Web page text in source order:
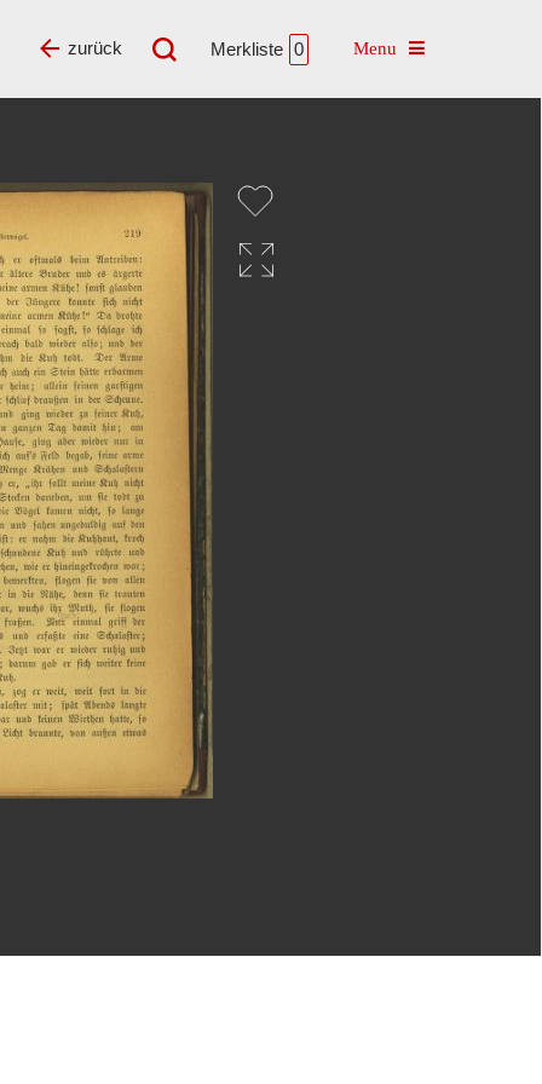
Merkliste 0 Toggle navigation
zurück